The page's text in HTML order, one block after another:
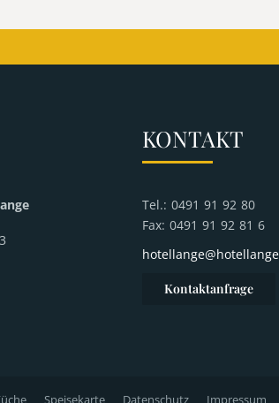
KONTAKT
Tel.: 0491 91 92 80
Fax: 0491 91 92 81 6
Kontaktanfrage
Speisekarte Datenschutz Impressum